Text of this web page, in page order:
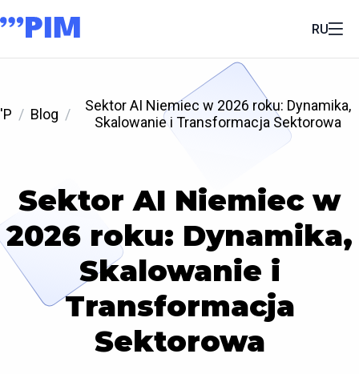
RU
'P Blog
Sektor AI Niemiec w 2026 roku: Dynamika,
Skalowanie i Transformacja Sektorowa
Sektor AI Niemiec w
2026 roku: Dynamika,
Skalowanie i
Transformacja
Sektorowa